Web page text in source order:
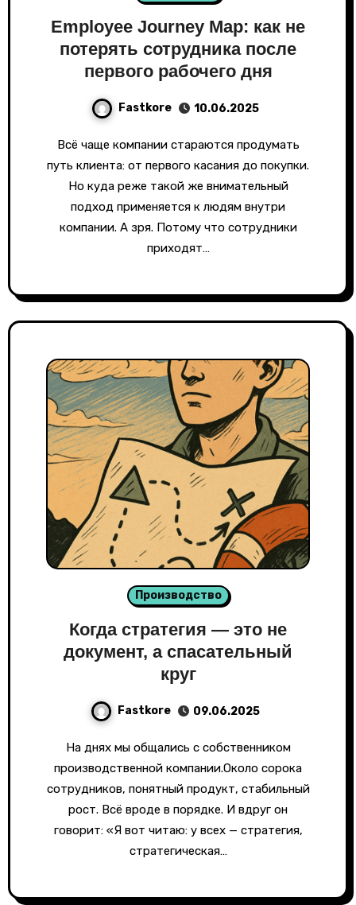
Employee Journey Map: как не
потерять сотрудника после
первого рабочего дня
Fastkore 10.06.2025
Всё чаще компании стараются продумать
путь клиента: от первого касания до покупки.
Но куда реже такой же внимательный
подход применяется к людям внутри
компании. А зря. Потому что сотрудники
приходят…
Производство
Когда стратегия — это не
документ, а спасательный
круг
Fastkore 09.06.2025
На днях мы общались с собственником
производственной компании.Около сорока
сотрудников, понятный продукт, стабильный
рост. Всё вроде в порядке. И вдруг он
говорит: «Я вот читаю: у всех — стратегия,
стратегическая…